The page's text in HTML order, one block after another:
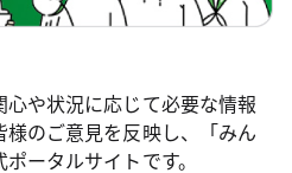
や状況に応じて必要な情報
のご意見を反映し、「みん
ータルサイトです。